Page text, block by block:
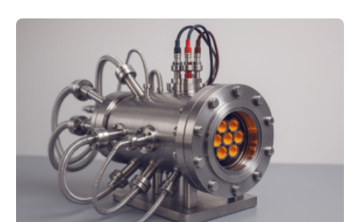
einem „Anschlussstau“. Die Stiftung
Umweltenergierecht hat den Rechtsrahmen in einem
neuen Bericht für die Praxis eingeordnet – inklusive der
Rolle von flexiblen Netzanschlussvereinbarungen. Der
Netzanschluss von Erneuerbare-Energien-Anlagen
(EE-Anlagen) ist entscheidend für die Energiewende.
Denn ohne Anschluss an das Netz kann kein Strom
eingespeist werden. Nach dem Erneuerbare-Energien-
Gesetz (EEG) sind Netzbetreiber…